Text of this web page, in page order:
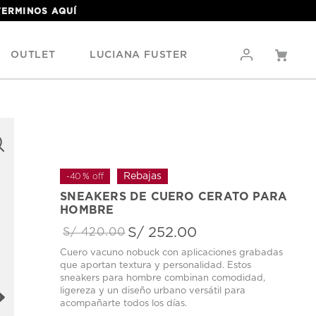
AQUÍ
OUTLET LUCIANA FUSTER
-40 % off
SNEAKERS DE CUERO CERATO PARA
HOMBRE
S/ 420.00 S/ 252.00
Cuero vacuno nobuck con aplicaciones grabadas
que aportan textura y personalidad. Estos
sneakers para hombre combinan comodidad,
ligereza y un diseño urbano versátil para
acompañarte todos los días.